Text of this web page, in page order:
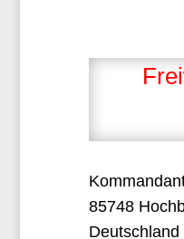
85748
Deutschland